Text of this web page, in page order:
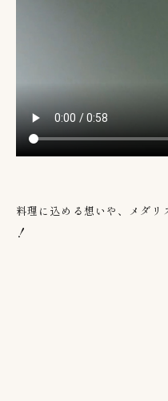
料理に込める想いや、メダリ
！